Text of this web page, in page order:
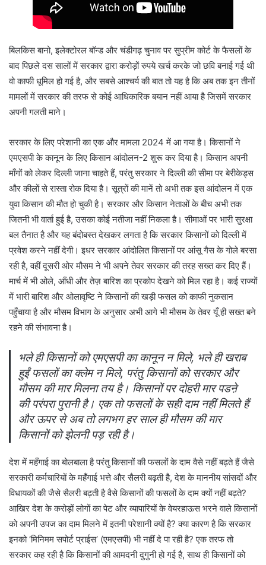
बिलकिस बानो, इलेक्टोरल बॉन्ड और चंडीगढ़ चुनाव पर सुप्रीम कोर्ट के फैसलों के
बाद पिछले दस सालों में सरकार द्वारा करोड़ों रुपये खर्च करके जो छवि बनाई गई थी
वो काफी धूमिल हो गई है, और सबसे आश्चर्य की बात तो यह है कि अब तक इन तीनों
मामलों में सरकार की तरफ से कोई आधिकारिक बयान नहीं आया है जिसमें सरकार
अपनी गलती माने।
सरकार के लिए परेशानी का एक और मामला 2024 में आ गया है। किसानों ने
एमएसपी के कानून के लिए किसान आंदोलन-2 शुरू कर दिया है। किसान अपनी
माँगों को लेकर दिल्ली जाना चाहते हैं, परंतु सरकार ने दिल्ली की सीमा पर बेरीकेड्स
और कीलों से रास्ता रोक दिया है। सूत्रों की मानें तो अभी तक इस आंदोलन में एक
युवा किसान की मौत हो चुकी है। सरकार और किसान नेताओं के बीच अभी तक
जितनी भी वार्ता हुई है, उसका कोई नतीजा नहीं निकला है। सीमाओं पर भारी सुरक्षा
बल तैनात है और यह बंदोबस्त देखकर लगता है कि सरकार किसानों को दिल्ली में
प्रवेश करने नहीं देगी। इधर सरकार आंदोलित किसानों पर आंसू गैस के गोले बरसा
रही है, वहीं दूसरी ओर मौसम ने भी अपने तेवर सरकार की तरह सख्त कर दिए हैं।
मार्च में भी ओले, आँधी और तेज़ बारिश का प्रकोप देखने को मिल रहा है। कई राज्यों
में भारी बारिश और ओलावृष्टि ने किसानों की खड़ी फसल को काफी नुकसान
पहुँचाया है और मौसम विभाग के अनुसार अभी आगे भी मौसम के तेवर यूँ ही सख्त बने
रहने की संभावना है।
भले ही किसानों को एमएसपी का कानून न मिले, भले ही खराब
हुईं फसलों का क्लेम न मिले, परंतु किसानों को सरकार और
मौसम की मार मिलना तय है। किसानों पर दोहरी मार पडऩे
की परंपरा पुरानी है। एक तो फसलों के सही दाम नहीं मिलते हैं
और ऊपर से अब तो लगभग हर साल ही मौसम की मार
किसानों को झेलनी पड़ रही है।
देश में महँगाई का बोलबाला है परंतु किसानों की फसलों के दाम वैसे नहीं बढ़ते हैं जैसे
सरकारी कर्मचारियों के महँगाई भत्ते और सैलरी बढ़ती है, देश के माननीय सांसदों और
विधायकों की जैसे सैलरी बढ़ती है वैसे किसानों की फसलों के दाम क्यों नहीं बढ़ते?
आखिर देश के करोड़ों लोगों का पेट और व्यापारियों के वेयरहाऊस भरने वाले किसानों
को अपनी उपज का दाम मिलने में इतनी परेशानी क्यों है? क्या कारण है कि सरकार
इनको ‘मिनिमम सपोर्ट प्राईस’ (एमएसपी) भी नहीं दे पा रही है? एक तरफ तो
सरकार कह रही है कि किसानों की आमदनी दुगुनी हो गई है, साथ ही किसानों को